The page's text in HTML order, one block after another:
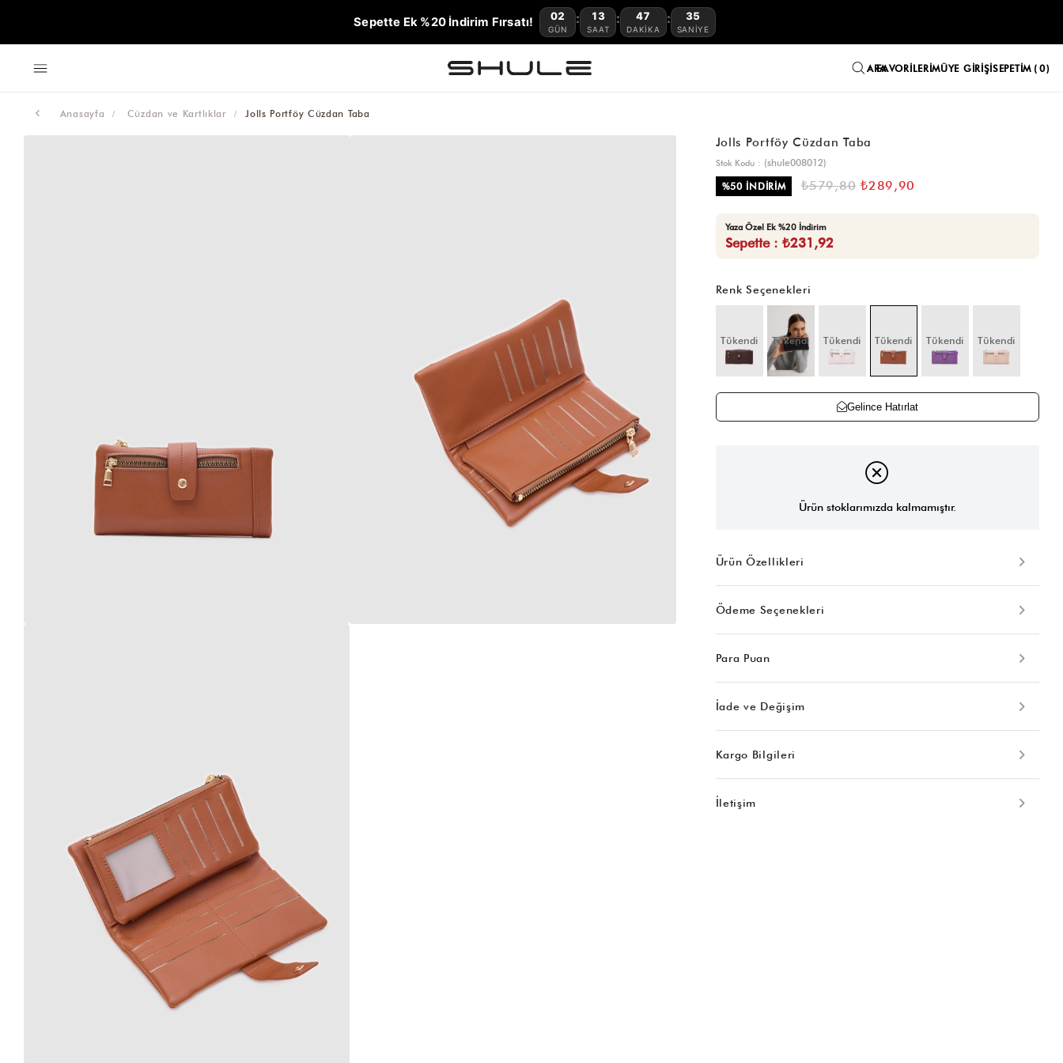
Sepette Ek %20 İndirim Fırsatı! 02
GÜN
: 13
SAAT
: 47
DAKIKA
: 34
SANIYE
FAVORILERIMÜYE GIRIŞISEPETIM 0
Anasayfa Cüzdan ve Kartlıklar Jolls Portföy Cüzdan Taba
Jolls Portföy Cüzdan Taba
Stok Kodu
(shule008012)
%50İNDIRIM ₺579,80 ₺289,90
Yaza Özel Ek %20 İndirim
Sepette : ₺231,92
Renk Seçenekleri
Tükendi Tükendi Tükendi Tükendi Tükendi Tükendi
Gelince Hatırlat
Ürün stoklarımızda kalmamıştır.
Ürün Özellikleri
Ödeme Seçenekleri
Para Puan
İade ve Değişim
Kargo Bilgileri
İletişim